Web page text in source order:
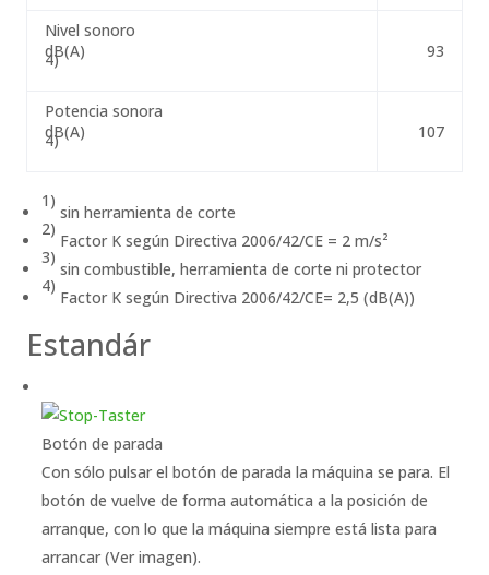
Nivel sonoro
dB(A)
4) 93
Potencia sonora
dB(A)
4) 107
1)
sin herramienta de corte
2)
Factor K según Directiva 2006/42/CE = 2 m/s²
3)
sin combustible, herramienta de corte ni protector
4)
Factor K según Directiva 2006/42/CE= 2,5 (dB(A))
Estandár
Botón de parada
Con sólo pulsar el botón de parada la máquina se para. El
botón de vuelve de forma automática a la posición de
arranque, con lo que la máquina siempre está lista para
arrancar (Ver imagen).